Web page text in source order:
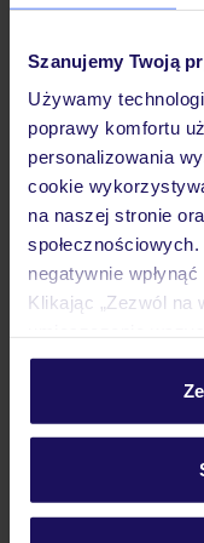
Szanujemy Twoją
Używamy
poprawy komfortu
personalizowania
cookie
na naszej stronie
negatywnie
Klikając „Zezwól na
personalizować
Szczegółowe
Opinie
Pokoje
Wyżywienie
Atrakcje
Często